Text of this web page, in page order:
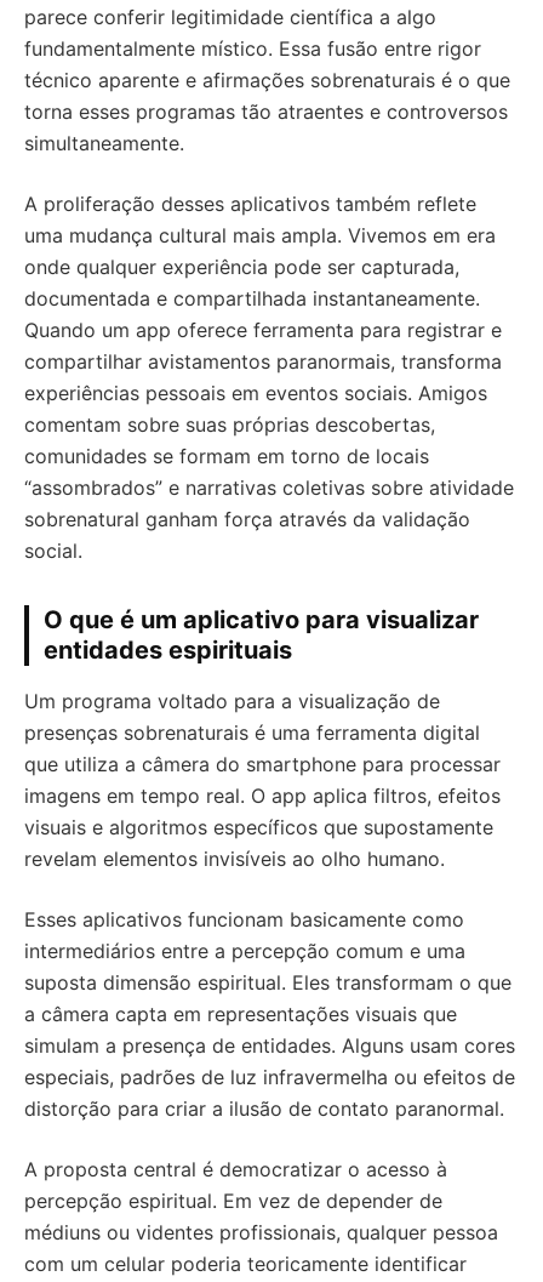
parece conferir legitimidade científica a algo
fundamentalmente místico. Essa fusão entre rigor
técnico aparente e afirmações sobrenaturais é o que
torna esses programas tão atraentes e controversos
simultaneamente.
A proliferação desses aplicativos também reflete
uma mudança cultural mais ampla. Vivemos em era
onde qualquer experiência pode ser capturada,
documentada e compartilhada instantaneamente.
Quando um app oferece ferramenta para registrar e
compartilhar avistamentos paranormais, transforma
experiências pessoais em eventos sociais. Amigos
comentam sobre suas próprias descobertas,
comunidades se formam em torno de locais
“assombrados” e narrativas coletivas sobre atividade
sobrenatural ganham força através da validação
social.
O que é um aplicativo para visualizar
entidades espirituais
Um programa voltado para a visualização de
presenças sobrenaturais é uma ferramenta digital
que utiliza a câmera do smartphone para processar
imagens em tempo real. O app aplica filtros, efeitos
visuais e algoritmos específicos que supostamente
revelam elementos invisíveis ao olho humano.
Esses aplicativos funcionam basicamente como
intermediários entre a percepção comum e uma
suposta dimensão espiritual. Eles transformam o que
a câmera capta em representações visuais que
simulam a presença de entidades. Alguns usam cores
especiais, padrões de luz infravermelha ou efeitos de
distorção para criar a ilusão de contato paranormal.
A proposta central é democratizar o acesso à
percepção espiritual. Em vez de depender de
médiuns ou videntes profissionais, qualquer pessoa
com um celular poderia teoricamente identificar